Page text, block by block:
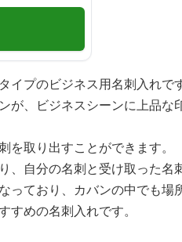
プのビジネス用名刺入れです
、ビジネスシーンに上品な
取り出すことができます。
、自分の名刺と受け取った
ており、カバンの中でも場
すめの名刺入れです。